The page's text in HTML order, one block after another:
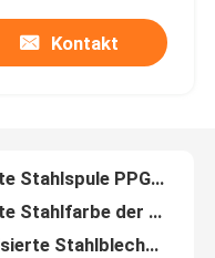
Kontakt
PPGI PPGL strich Stärke der Galvalume-Stahlspulen-0.2mm vor
Das vorgestrichene galvanisierte Stahlspulen-Farbblau/rote/Grün PPGI-Dach-Blatt
8mm schweißte nahtloses Kohlenstoffstahl-Rohr Rohr des Edelstahl-201